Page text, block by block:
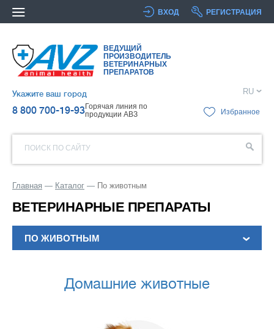
ВХОД РЕГИСТРАЦИЯ
ВЕДУЩИЙ
ПРОИЗВОДИТЕЛЬ
ВЕТЕРИНАРНЫХ
ПРЕПАРАТОВ
Укажите ваш город
8 800 700-19-93Горячая линия по
продукции АВЗ
RU
Избранное
ПОИСК ПО САЙТУ
Главная Каталог По животным
ВЕТЕРИНАРНЫЕ ПРЕПАРАТЫ
ПО ЖИВОТНЫМ
Домашние животные